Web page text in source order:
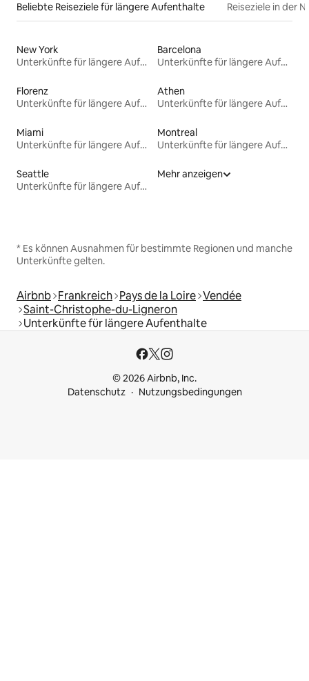
Beliebte Reiseziele für längere Aufenthalte Reiseziele in der
New York
Unterkünfte für längere Aufenthalte
Barcelona
Unterkünfte für längere Aufenthalte
Florenz
Unterkünfte für längere Aufenthalte
Athen
Unterkünfte für längere Aufenthalte
Miami
Unterkünfte für längere Aufenthalte
Montreal
Unterkünfte für längere Aufenthalte
Seattle
Unterkünfte für längere Aufenthalte
Mehr anzeigen
* Es können Ausnahmen für bestimmte Regionen und manche
Unterkünfte gelten.
Airbnb Frankreich Pays de la Loire Vendée
Saint-Christophe-du-Ligneron
Unterkünfte für längere Aufenthalte
© 2026 Airbnb, Inc.
Datenschutz
Nutzungsbedingungen